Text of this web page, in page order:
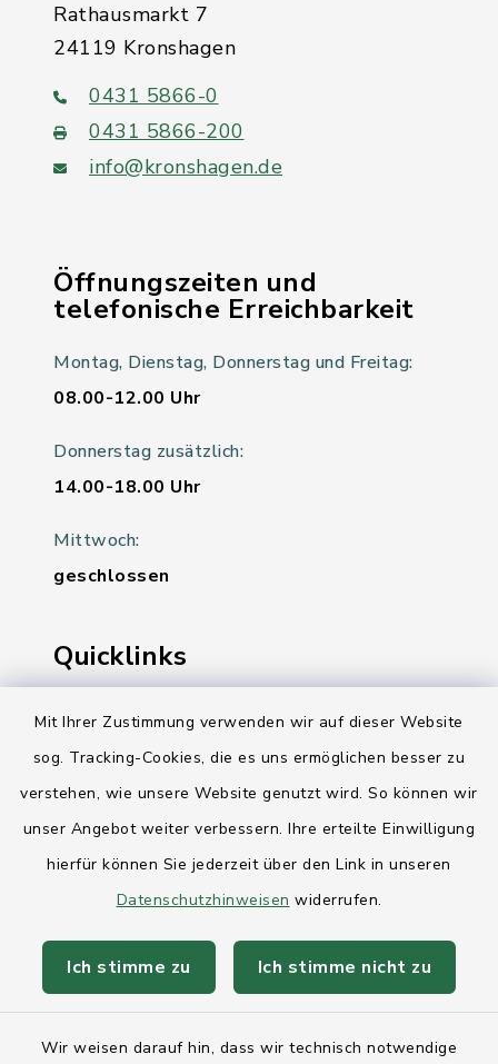
Mit Ihrer Zustimmung verwenden wir auf dieser Website
sog. Tracking-Cookies, die es uns ermöglichen besser zu
verstehen, wie unsere Website genutzt wird. So können wir
unser Angebot weiter verbessern. Ihre erteilte Einwilligung
hierfür können Sie jederzeit über den Link in unseren
Datenschutzhinweisen widerrufen.
Ich stimme zu Ich stimme nicht zu
Wir weisen darauf hin, dass wir technisch notwendige
Rathausmarkt 7
24119 Kronshagen
0431 5866-0
0431 5866-200
info@kronshagen.de
Öffnungszeiten und
telefonische Erreichbarkeit
Montag, Dienstag, Donnerstag und Freitag:
08.00-12.00 Uhr
Donnerstag zusätzlich:
14.00-18.00 Uhr
Mittwoch:
geschlossen
Quicklinks
Landesregierung Schleswig-Holstein
Kreis Rendsburg-Eckernförde
AktivRegion Mittelholstein
Kontakt